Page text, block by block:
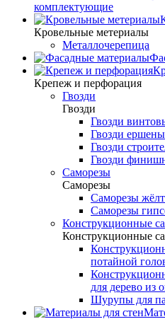
комплектующие
Кровельные метериалы
Металлочерепица
Крепеж и перфорация
Гвозди
Гвозди
Гвозди
Гвозди
Гвозди
Гвозди
Саморезы
Саморезы
Саморезы
Саморезы
Конструкционные
Конструкционные
потайной
для дерево из
Шурупы для